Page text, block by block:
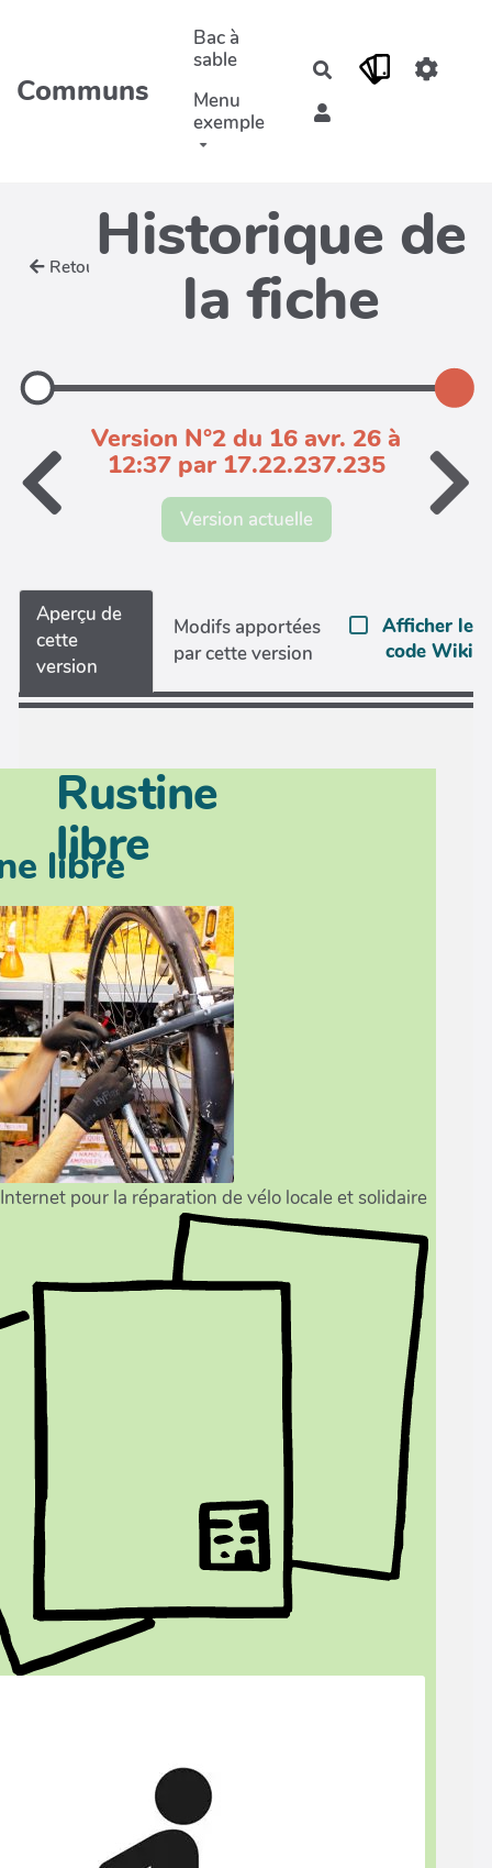
Aller au contenu principal
Communs
Bac à
sable
Menu
exemple
Rechercher
Retour Historique de
la fiche
Version N°2 du 16 avr. 26 à
12:37 par 17.22.237.235
Version actuelle
Aperçu de
cette
version
Modifs apportées
par cette version
Afficher le
code Wiki
libre
pour la réparation de vélo locale et solidaire
Rustine
libre